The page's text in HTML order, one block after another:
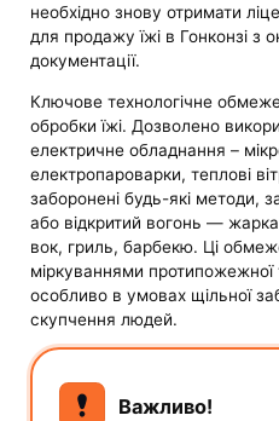
необхідно знову отримати
для продажу їжі в Гонконзі з
документації.
Ключове технологічне
обробки їжі. Дозволено
електричне обладнання –
електропароварки, теплові
заборонені будь-які методи,
або відкритий вогонь —
вок, гриль, барбекю. Ці
міркуваннями протипожежної
особливо в умовах щільної
скупчення людей.
Важливо!